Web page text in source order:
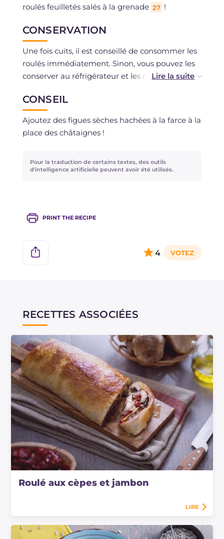
roulés feuilletés salés à la grenade 27 !
CONSERVATION
Une fois cuits, il est conseillé de consommer les
roulés immédiatement. Sinon, vous pouvez les
conserver au réfrigérateur et les réchauffer
Si vous préférez les congeler, vous pouvez le
faire avant de les badigeonner avec l'œuf.
CONSEIL
Ajoutez des figues sèches hachées à la farce à la
place des châtaignes !
Pour la traduction de certains textes, des outils
d'intelligence artificielle peuvent avoir été utilisés.
PRINT THE RECIPE
4
RECETTES ASSOCIÉES
Roulé aux cèpes et jambon
LIRE